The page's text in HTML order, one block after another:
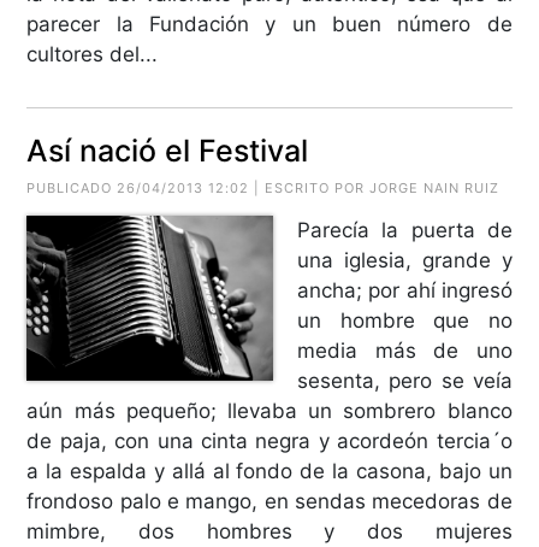
parecer la Fundación y un buen número de
cultores del...
Así nació el Festival
PUBLICADO 26/04/2013 12:02 | ESCRITO POR JORGE NAIN RUIZ
Parecía la puerta de
una iglesia, grande y
ancha; por ahí ingresó
un hombre que no
media más de uno
sesenta, pero se veía
aún más pequeño; llevaba un sombrero blanco
de paja, con una cinta negra y acordeón tercia´o
a la espalda y allá al fondo de la casona, bajo un
frondoso palo e mango, en sendas mecedoras de
mimbre, dos hombres y dos mujeres